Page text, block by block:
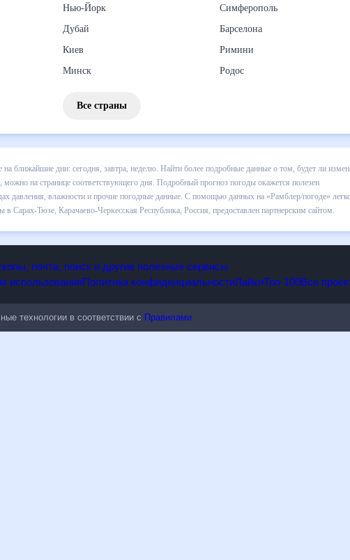
Нью-Йорк
Дубай
Киев
Минск
Симферополь
Барселона
Римини
Родос
Все страны
в Сарах-Тюзе на ближайшие дни: сегодня, завтра, неделю. Найти более
за сегодняшний день, а также узнать прогноз осадков и т.д., можно на
окажется полезен метеозависимым людям, потому что его дополняют
данные. С помощью данных на «Рамблер/погоде» легко узнать